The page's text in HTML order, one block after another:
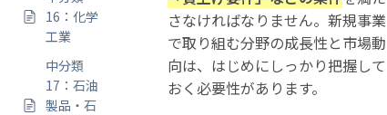
16：化学
工業
中分類
17：石油
製品・石
さなければなりません。新規事業
で取り組む分野の成長性と市場動
向は、はじめにしっかり把握して
おく必要性があります。